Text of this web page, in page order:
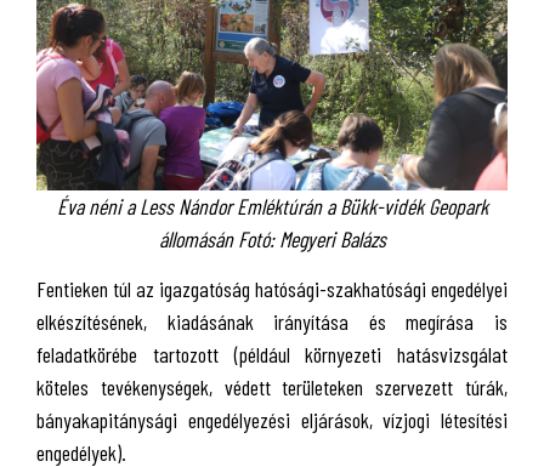
Éva néni a Less Nándor Emléktúrán a Bükk-vidék Geopark
állomásán Fotó: Megyeri Balázs
Fentieken túl az igazgatóság hatósági-szakhatósági engedélyei
elkészítésének, kiadásának irányítása és megírása is
feladatkörébe tartozott (például környezeti hatásvizsgálat
köteles tevékenységek, védett területeken szervezett túrák,
bányakapitánysági engedélyezési eljárások, vízjogi létesítési
engedélyek).